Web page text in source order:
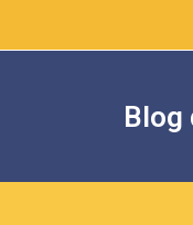
Blog